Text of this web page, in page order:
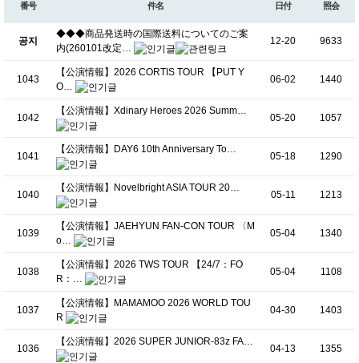
番号 件名 日付 照会
공지
◆◆◆商品発送時の国際送料についてのご案
内(260101改定…
12-20 9633
1043
【公演情報】2026 CORTIS TOUR 【PUT Y
O…
06-02 1440
1042
【公演情報】Xdinary Heroes 2026 Summ…
05-20 1057
1041
【公演情報】DAY6 10th Anniversary To…
05-18 1290
1040
【公演情報】Novelbright ASIA TOUR 20…
05-11 1213
1039
【公演情報】JAEHYUN FAN-CON TOUR 〈M
o…
05-04 1340
1038
【公演情報】2026 TWS TOUR 【24/7：FO
R：…
05-04 1108
1037
【公演情報】MAMAMOO 2026 WORLD TOU
R
04-30 1403
1036
【公演情報】2026 SUPER JUNIOR-83z FA…
04-13 1355